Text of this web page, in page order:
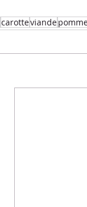
carotteviande